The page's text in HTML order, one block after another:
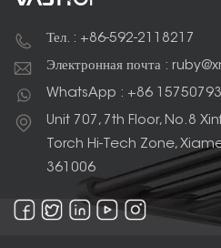
Тел. : +86-592-2118217
Электронная почта :
WhatsApp : +86
Unit 707, 7th Floor, No.8
Torch Hi-Tech Zone,
361006